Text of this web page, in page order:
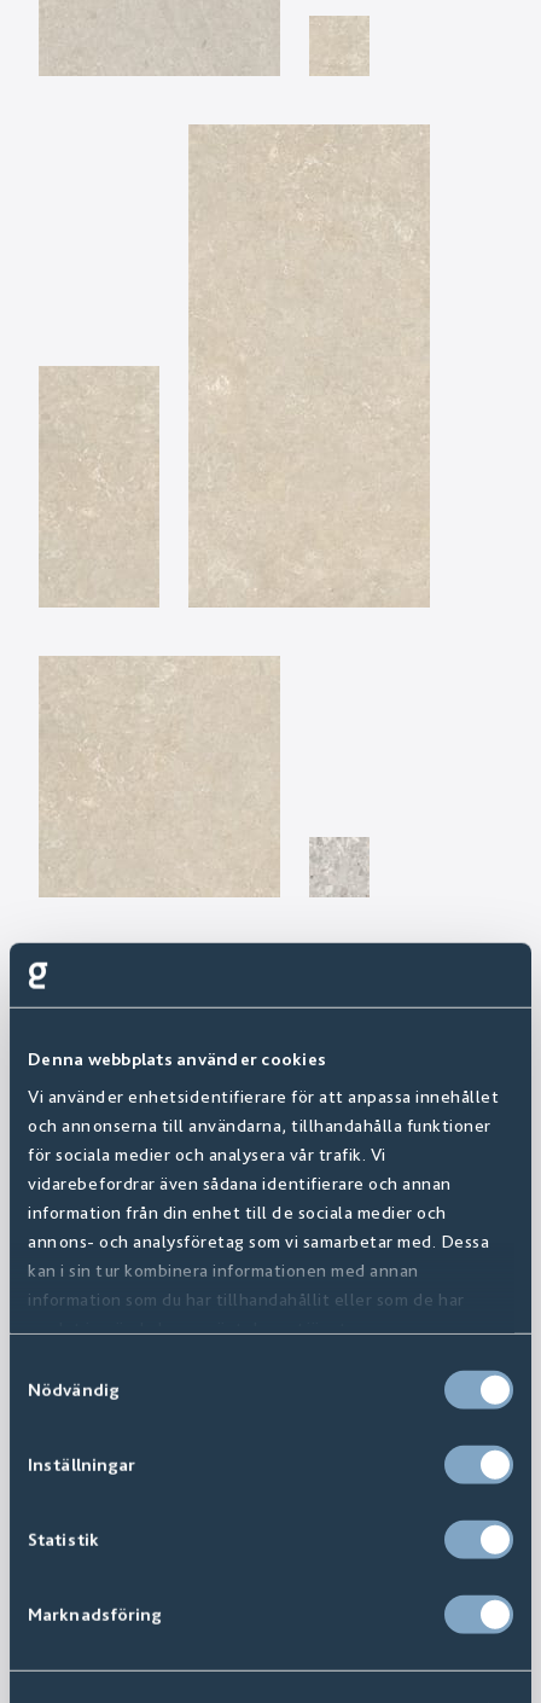
Denna webbplats använder cookies
Vi använder enhetsidentifierare för att anpassa innehållet
och annonserna till användarna, tillhandahålla funktioner
för sociala medier och analysera vår trafik. Vi
vidarebefordrar även sådana identifierare och annan
information från din enhet till de sociala medier och
annons- och analysföretag som vi samarbetar med. Dessa
kan i sin tur kombinera informationen med annan
information som du har tillhandahållit eller som de har
samlat in när du har använt deras tjänster.
Nödvändig
Inställningar
Statistik
Marknadsföring